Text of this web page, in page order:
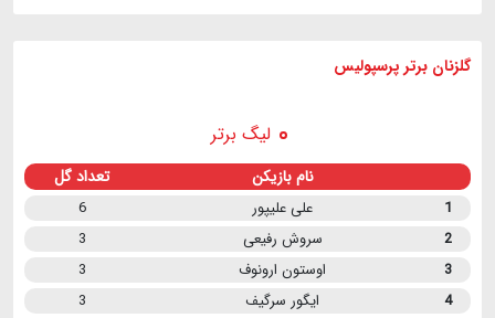
گلزنان برتر پرسپولیس
لیگ برتر
نام بازیکن تعداد گل
1 علی علیپور
6
2
سروش رفیعی
3
3
اوستون ارونوف
3
4
ایگور سرگیف
3